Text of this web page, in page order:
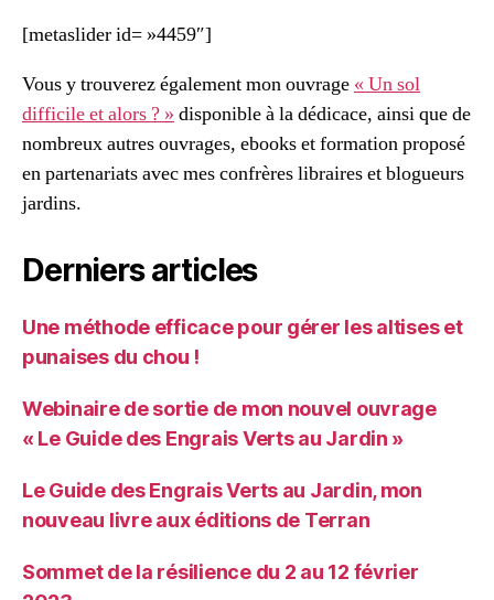
[metaslider id= »4459″]
Vous y trouverez également mon ouvrage « Un sol
difficile et alors ? » disponible à la dédicace, ainsi que de
nombreux autres ouvrages, ebooks et formation proposé
en partenariats avec mes confrères libraires et blogueurs
jardins.
Derniers articles
Une méthode efficace pour gérer les altises et
punaises du chou !
Webinaire de sortie de mon nouvel ouvrage
« Le Guide des Engrais Verts au Jardin »
Le Guide des Engrais Verts au Jardin, mon
nouveau livre aux éditions de Terran
Sommet de la résilience du 2 au 12 février